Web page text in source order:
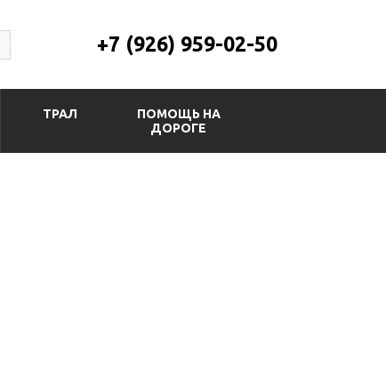
+7 (926) 959-02-50
ТРАЛ
ПОМОЩЬ НА
ДОРОГЕ